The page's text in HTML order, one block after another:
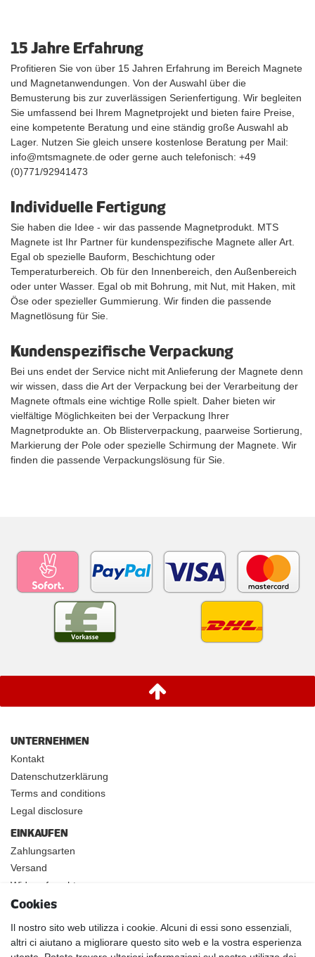
15 Jahre Erfahrung
Profitieren Sie von über 15 Jahren Erfahrung im Bereich Magnete
und Magnetanwendungen. Von der Auswahl über die
Bemusterung bis zur zuverlässigen Serienfertigung. Wir begleiten
Sie umfassend bei Ihrem Magnetprojekt und bieten faire Preise,
eine kompetente Beratung und eine ständig große Auswahl ab
Lager. Nutzen Sie gleich unsere kostenlose Beratung per Mail:
info@mtsmagnete.de oder gerne auch telefonisch: +49
(0)771/92941473
Individuelle Fertigung
Sie haben die Idee - wir das passende Magnetprodukt. MTS
Magnete ist Ihr Partner für kundenspezifische Magnete aller Art.
Egal ob spezielle Bauform, Beschichtung oder
Temperaturbereich. Ob für den Innenbereich, den Außenbereich
oder unter Wasser. Egal ob mit Bohrung, mit Nut, mit Haken, mit
Öse oder spezieller Gummierung. Wir finden die passende
Magnetlösung für Sie.
Kundenspezifische Verpackung
Bei uns endet der Service nicht mit Anlieferung der Magnete denn
wir wissen, dass die Art der Verpackung bei der Verarbeitung der
Magnete oftmals eine wichtige Rolle spielt. Daher bieten wir
vielfältige Möglichkeiten bei der Verpackung Ihrer
Magnetprodukte an. Ob Blisterverpackung, paarweise Sortierung,
Markierung der Pole oder spezielle Schirmung der Magnete. Wir
finden die passende Verpackungslösung für Sie.
UNTERNEHMEN
Kontakt
Datenschutzerklärung
Terms and conditions
Legal disclosure
EINKAUFEN
Zahlungsarten
Versand
Widerrufsrecht
INFOS
Kundenanwendungen
Physikalische Eigenschaften
Cookies
Il nostro sito web utilizza i cookie. Alcuni di essi sono essenziali,
altri ci aiutano a migliorare questo sito web e la vostra esperienza